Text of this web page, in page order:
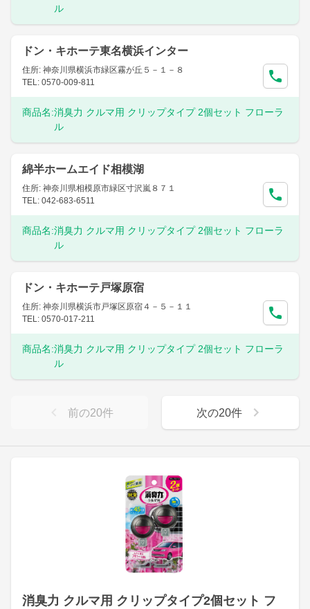
消臭力 クルマ用 クリップタイプ2個セット フ
ル
ドン・キホーテ東名横浜インター
住所: 神奈川県横浜市緑区霧が丘５－１－８
TEL: 0570-009-811
商品名:消臭力 クルマ用 クリップタイプ 2個セット フローラ
ル
綿半ホームエイド相模湖
住所: 神奈川県相模原市緑区寸沢嵐８７１
TEL: 042-683-6511
商品名:消臭力 クルマ用 クリップタイプ 2個セット フローラ
ル
ドン・キホーテ戸塚原宿
住所: 神奈川県横浜市戸塚区原宿４－５－１１
TEL: 0570-017-211
商品名:消臭力 クルマ用 クリップタイプ 2個セット フローラ
ル
前の20件 次の20件